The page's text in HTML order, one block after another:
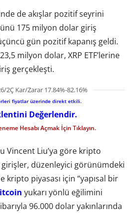
de akışlar pozitif seyrini
175 milyon dolar giriş
gün pozitif kapanış geldi.
milyon dolar, XRP ETF’lerine
gerçekleşti.
2Ç Kar/Zarar 17.84%-82.16%
fiyatlar üzerinde direkt etkili.
Değerlendir.
Hesabı Açmak İçin Tıklayın.
Vincent Liu’ya göre kripto
girişler, düzenleyici görünümdeki
kripto piyasası için “yapısal bir
yukarı yönlü eğilimini
96.000 dolar yakınlarında